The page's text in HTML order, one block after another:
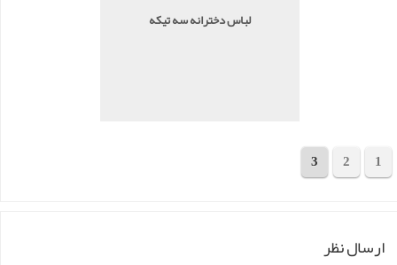
لباس دخترانه سه تیکه
1
2
3
ارسال نظر